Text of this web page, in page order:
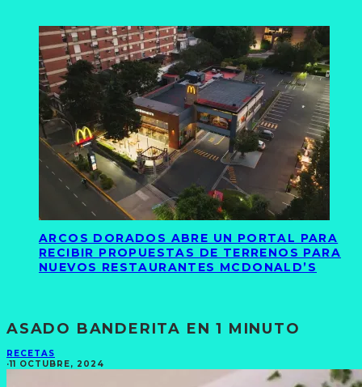
ARCOS DORADOS ABRE UN PORTAL PARA
RECIBIR PROPUESTAS DE TERRENOS PARA
NUEVOS RESTAURANTES MCDONALD’S
ASADO BANDERITA EN 1 MINUTO
RECETAS
·11 OCTUBRE, 2024